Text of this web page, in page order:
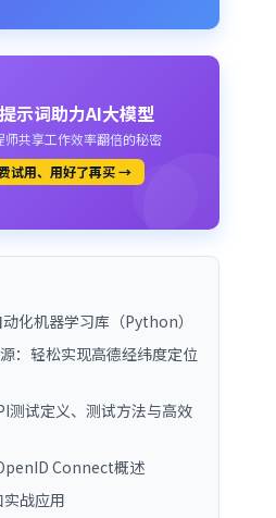
示词助力AI大模型
师共享工作效率翻倍的秘密
试用、用好了再买 →
化机器学习库（Python）
：轻松实现高德经纬度定位
测试定义、测试方法与高效
Connect概述
战应用